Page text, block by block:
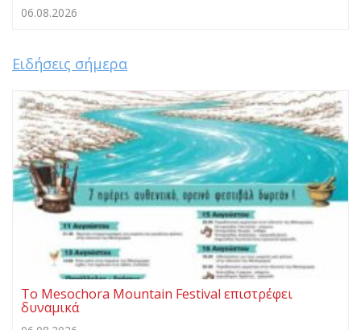
06.08.2026
Ειδήσεις σήμερα
Το Mesochora Mountain Festival επιστρέφει
δυναμικά